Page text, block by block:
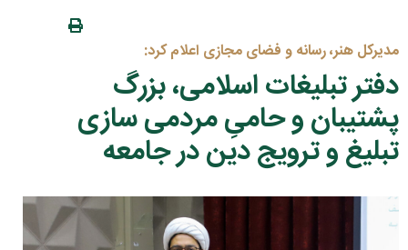
مدیرکل هنر، رسانه و فضای مجازی اعلام کرد:
دفتر تبلیغات اسلامی، بزرگ
پشتیبان و حامیِ مردمی سازی
تبلیغ و ترویج دین در جامعه